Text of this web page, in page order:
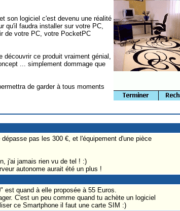
son logiciel c'est devenu une réalité
qu'il faudra installer sur votre PC,
de votre PC, votre PocketPC
ce produit vraiment génial,
... simplement dommage que
de garder à tous moments
pas les 300 €, et l'équipement d'une pièce
j'ai jamais rien vu de tel ! :)
autonome aurait été un plus !
quand à elle proposée à 55 Euros.
C'est un peu comme quand tu achète un logiciel
ce Smartphone il faut une carte SIM :)